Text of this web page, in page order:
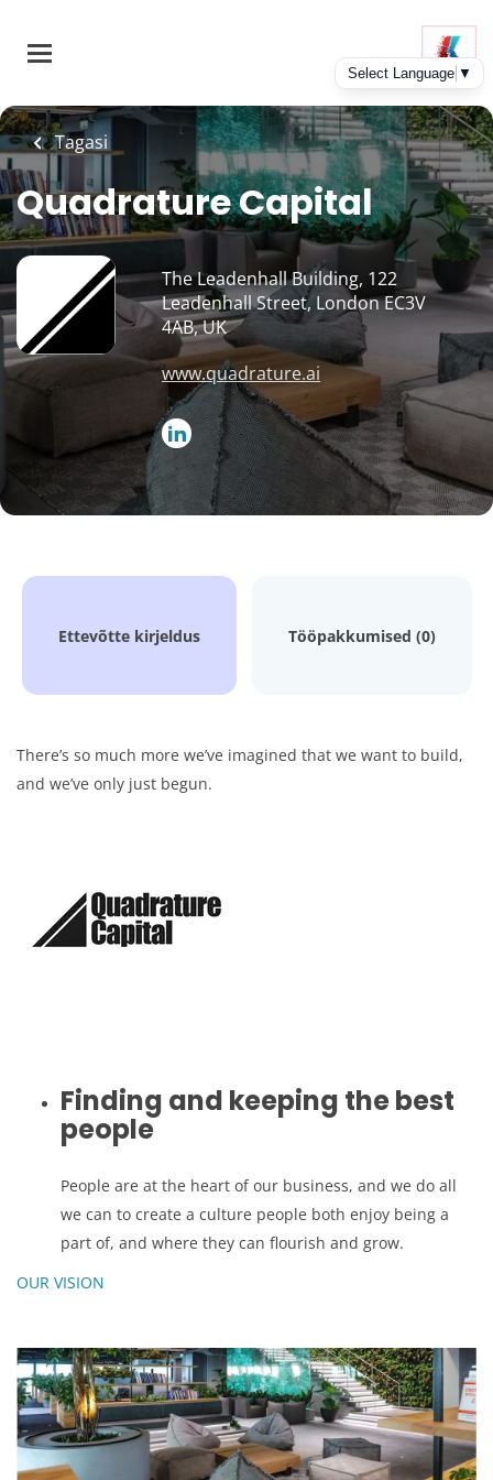
main
Tagasi
Quadrature Capital
The Leadenhall Building, 122
Leadenhall Street, London EC3V
4AB, UK
www.quadrature.ai
Ettevõtte kirjeldus Tööpakkumised (0)
There’s so much more we’ve imagined that we want to build,
and we’ve only just begun.
Finding and keeping the best
people
People are at the heart of our business, and we do all
we can to create a culture people both enjoy being a
part of, and where they can flourish and grow.
OUR VISION